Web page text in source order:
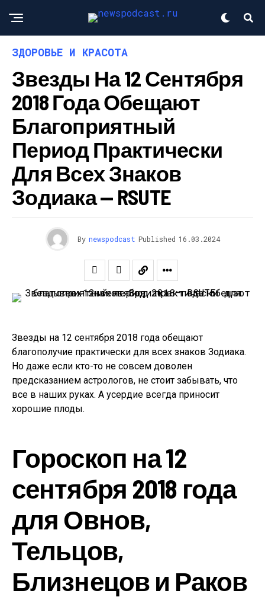
ЗДОРОВЬЕ И КРАСОТА
Звезды На 12 Сентября
2018 Года Обещают
Благоприятный
Период Практически
Для Всех Знаков
Зодиака — RSUTE
By newspodcast Published 16.03.2024
Звезды на 12 сентября 2018 года обещают
благополучие практически для всех знаков Зодиака.
Но даже если кто-то не совсем доволен
предсказанием астрологов, не стоит забывать, что
все в наших руках. А усердие всегда приносит
хорошие плоды.
Гороскоп на 12
сентября 2018 года
для Овнов,
Тельцов,
Близнецов и Раков